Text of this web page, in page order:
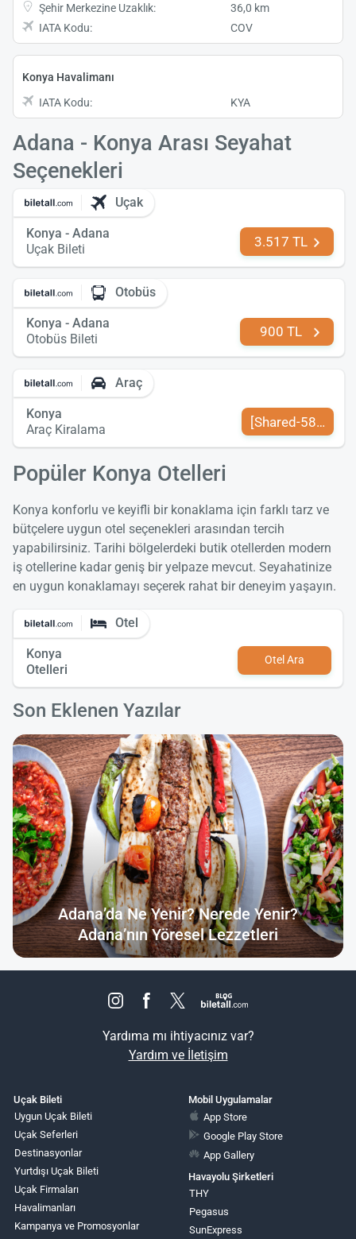
Şehir Merkezine Uzaklık:
36,0 km
IATA Kodu:
COV
Konya Havalimanı
IATA Kodu:
KYA
Adana - Konya Arası Seyahat
Seçenekleri
Uçak
Konya - Adana
Uçak Bileti
3.517 TL
Otobüs
Konya - Adana
Otobüs Bileti
900 TL
Araç
Konya
Araç Kiralama
[Shared-589-tr-
Popüler Konya Otelleri
Konya konforlu ve keyifli bir konaklama için farklı tarz ve
bütçelere uygun otel seçenekleri arasından tercih
yapabilirsiniz. Tarihi bölgelerdeki butik otellerden modern
iş otellerine kadar geniş bir yelpaze mevcut. Seyahatinize
en uygun konaklamayı seçerek rahat bir deneyim yaşayın.
Otel
Konya
Otelleri
Otel Ara
Son Eklenen Yazılar
Adana’da Ne Yenir? Nerede Yenir?
Adana’nın Yöresel Lezzetleri
Yardıma mı ihtiyacınız var?
Yardım ve İletişim
Uçak Bileti
Uygun Uçak Bileti
Uçak Seferleri
Destinasyonlar
Yurtdışı Uçak Bileti
Uçak Firmaları
Havalimanları
Kampanya ve Promosyonlar
Mobil Uygulamalar
App Store
Google Play Store
App Gallery
Havayolu Şirketleri
THY
Pegasus
SunExpress